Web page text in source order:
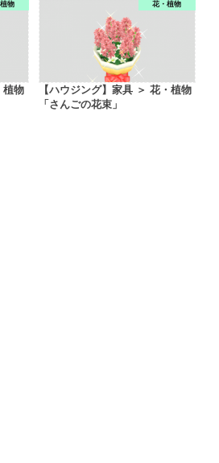
物
植物
花・植物
【ハウジング】家具 ＞ 花・植物
「さんごの花束」